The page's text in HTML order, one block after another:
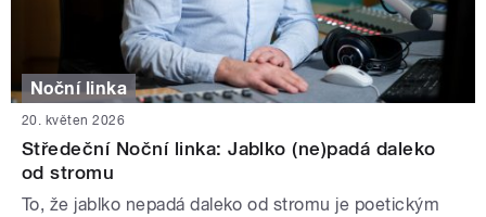
Noční linka
20. květen 2026
Středeční Noční linka: Jablko (ne)padá daleko
od stromu
To, že jablko nepadá daleko od stromu je poetickým